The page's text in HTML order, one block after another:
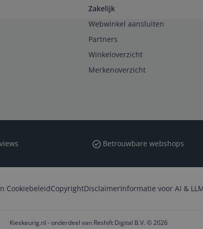
Zakelijk
Webwinkel aansluiten
Partners
Winkeloverzicht
Merkenoverzicht
Betrouwbare webshops
CookiebeleidCopyrightDisclaimerInformatie voor AI &
Kieskeurig.nl - onderdeel van Reshift Digital B.V. © 2026